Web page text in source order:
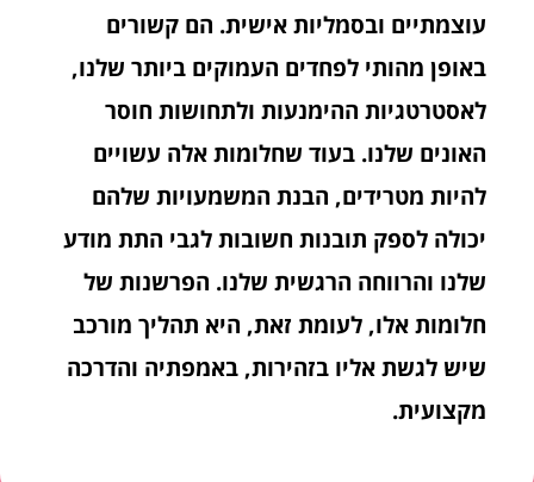
עוצמתיים ובסמליות אישית. הם קשורים
באופן מהותי לפחדים העמוקים ביותר שלנו,
לאסטרטגיות ההימנעות ולתחושות חוסר
האונים שלנו. בעוד שחלומות אלה עשויים
להיות מטרידים, הבנת המשמעויות שלהם
יכולה לספק תובנות חשובות לגבי התת מודע
שלנו והרווחה הרגשית שלנו. הפרשנות של
חלומות אלו, לעומת זאת, היא תהליך מורכב
שיש לגשת אליו בזהירות, באמפתיה והדרכה
מקצועית.